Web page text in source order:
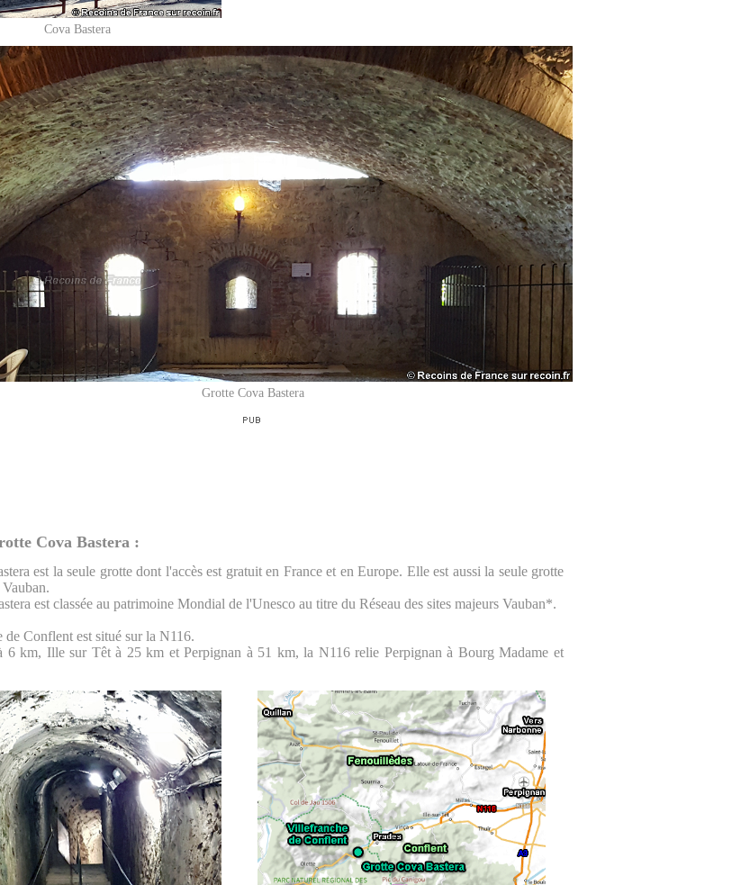
Cova Bastera
Grotte Cova Bastera
Cova Bastera :
est la seule grotte dont l'accès est gratuit en France et en Europe. Elle est aussi la seule grotte
est classée au patrimoine Mondial de l'Unesco au titre du Réseau des sites majeurs Vauban*.
de Conflent est situé sur la N116.
6 km, Ille sur Têt à 25 km et Perpignan à 51 km, la N116 relie Perpignan à Bourg Madame et